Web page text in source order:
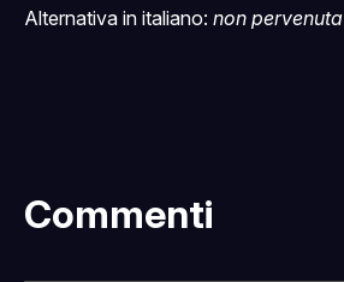
Alternativa in italiano: non pervenuta
Commenti